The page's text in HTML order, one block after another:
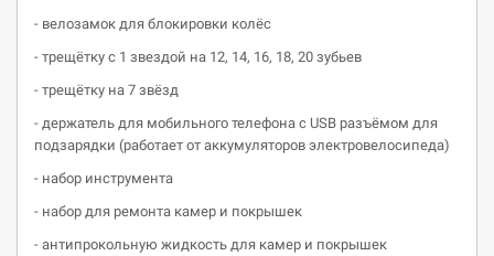
- велозамок для блокировки колёс
- трещётку с 1 звездой на 12, 14, 16, 18, 20 зубьев
- трещётку на 7 звёзд
- держатель для мобильного телефона с USB разъёмом для
подзарядки (работает от аккумуляторов электровелосипеда)
- набор инструмента
- набор для ремонта камер и покрышек
- антипрокольную жидкость для камер и покрышек